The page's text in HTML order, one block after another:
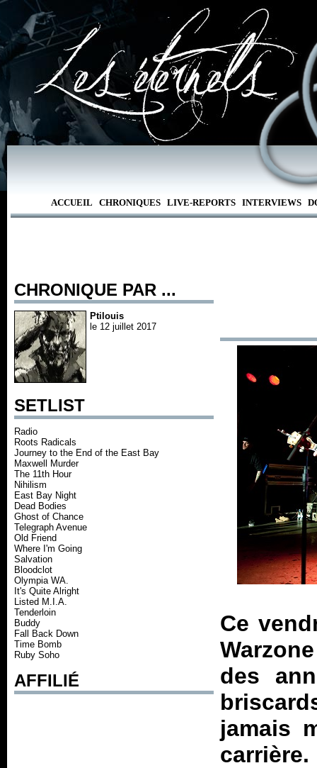
ACCUEIL CHRONIQUES LIVE-REPORTS INTERVIEWS
CHRONIQUE PAR ...
Ptilouis
le 12 juillet 2017
SETLIST
Radio
Roots Radicals
Journey to the End of the East Bay
Maxwell Murder
The 11th Hour
Nihilism
East Bay Night
Dead Bodies
Ghost of Chance
Telegraph Avenue
Old Friend
Where I'm Going
Salvation
Bloodclot
Olympia WA.
It's Quite Alright
Listed M.I.A.
Tenderloin
Buddy
Fall Back Down
Time Bomb
Ruby Soho
AFFILIÉ
Ce
des
jamais
carrière.